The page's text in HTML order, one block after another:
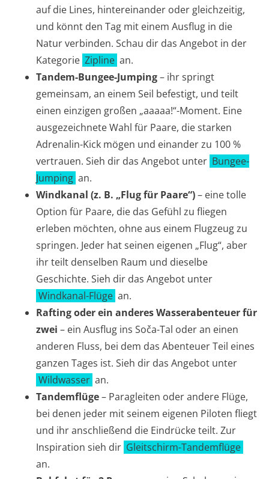
auf die Lines, hintereinander oder gleichzeitig,
und könnt den Tag mit einem Ausflug in die
Natur verbinden. Schau dir das Angebot in der
Kategorie Zipline an.
Tandem-Bungee-Jumping– ihr springt
gemeinsam, an einem Seil befestigt, und teilt
einen einzigen großen „aaaaa!“-Moment. Eine
ausgezeichnete Wahl für Paare, die starken
Adrenalin-Kick mögen und einander zu 100 %
vertrauen. Sieh dir das Angebot unter Bungee-
Jumping an.
Windkanal (z. B. „Flug für Paare“)– eine tolle
Option für Paare, die das Gefühl zu fliegen
erleben möchten, ohne aus einem Flugzeug zu
springen. Jeder hat seinen eigenen „Flug“, aber
ihr teilt denselben Raum und dieselbe
Geschichte. Sieh dir das Angebot unter
Windkanal-Flüge an.
Rafting oder ein anderes Wasserabenteuer für
zwei – ein Ausflug ins Soča-Tal oder an einen
anderen Fluss, bei dem das Abenteuer Teil eines
ganzen Tages ist. Sieh dir das Angebot unter
Wildwasser an.
Tandemflüge– Paragleiten oder andere Flüge,
bei denen jeder mit seinem eigenen Piloten fliegt
und ihr anschließend die Eindrücke teilt. Zur
Inspiration sieh dir Gleitschirm-Tandemflüge
an.